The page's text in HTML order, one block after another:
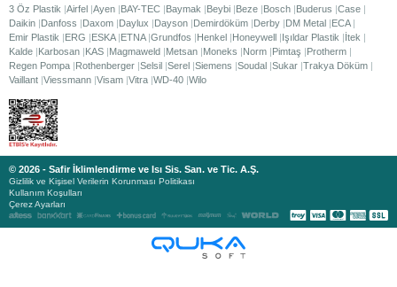
3 Öz Plastik Airfel Ayen BAY-TEC Baymak Beybi Beze Bosch Buderus Case
Daikin Danfoss Daxom Daylux Dayson Demirdöküm Derby DM Metal ECA
Emir Plastik
ERG ESKA ETNA Grundfos Henkel Honeywell Işıldar Plastik
İtek
Kalde Karbosan KAS Magmaweld Metsan Moneks Norm Pimtaş
Protherm
Regen Pompa Rothenberger Selsil Serel Siemens Soudal Sukar Trakya Döküm
Vaillant Viessmann Visam Vitra WD-40 Wilo
© 2026 - Safir İklimlendirme ve Isı Sis. San. ve Tic. A.Ş.
Gizlilik ve Kişisel Verilerin Korunması Politikası
Kullanım Koşulları
Çerez Ayarları